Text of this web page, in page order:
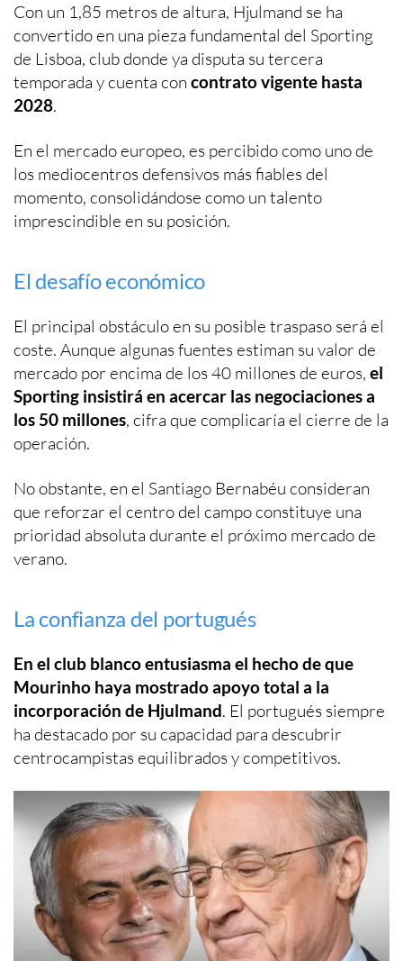
Con un 1,85 metros de altura, Hjulmand se ha
convertido en una pieza fundamental del Sporting
de Lisboa, club donde ya disputa su tercera
temporada y cuenta con contrato vigente hasta
2028.
En el mercado europeo, es percibido como uno de
los mediocentros defensivos más fiables del
momento, consolidándose como un talento
imprescindible en su posición.
El desafío económico
El principal obstáculo en su posible traspaso será el
coste. Aunque algunas fuentes estiman su valor de
mercado por encima de los 40 millones de euros, el
Sporting insistirá en acercar las negociaciones a
los 50 millones, cifra que complicaría el cierre de la
operación.
No obstante, en el Santiago Bernabéu consideran
que reforzar el centro del campo constituye una
prioridad absoluta durante el próximo mercado de
verano.
La confianza del portugués
En el club blanco entusiasma el hecho de que
Mourinho haya mostrado apoyo total a la
incorporación de Hjulmand. El portugués siempre
ha destacado por su capacidad para descubrir
centrocampistas equilibrados y competitivos.